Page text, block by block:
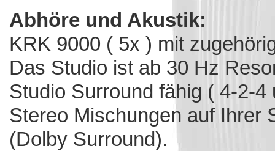
Abhöre und Akustik:
KRK 9000 ( 5x ) mit
Das Studio ist ab 30 Hz
Studio Surround fähig ( 4-2-
Stereo Mischungen auf Ihrer
(Dolby Surround).